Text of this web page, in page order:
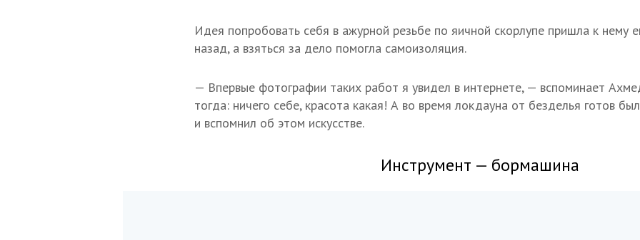
Идея попробовать себя в ажурной резьбе по яичной скорлупе пришла к нему
назад, а взяться за дело помогла самоизоляция.
— Впервые фотографии таких работ я увидел в интернете, — вспоминает
тогда: ничего себе, красота какая! А во время локдауна от безделья готов
и вспомнил об этом искусстве.
Инструмент — бормашина